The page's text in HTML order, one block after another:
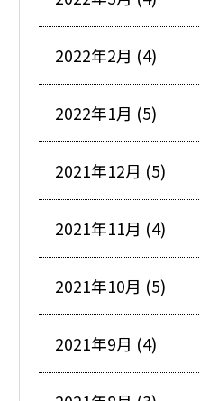
2022年2月 (4)
2022年1月 (5)
2021年12月 (5)
2021年11月 (4)
2021年10月 (5)
2021年9月 (4)